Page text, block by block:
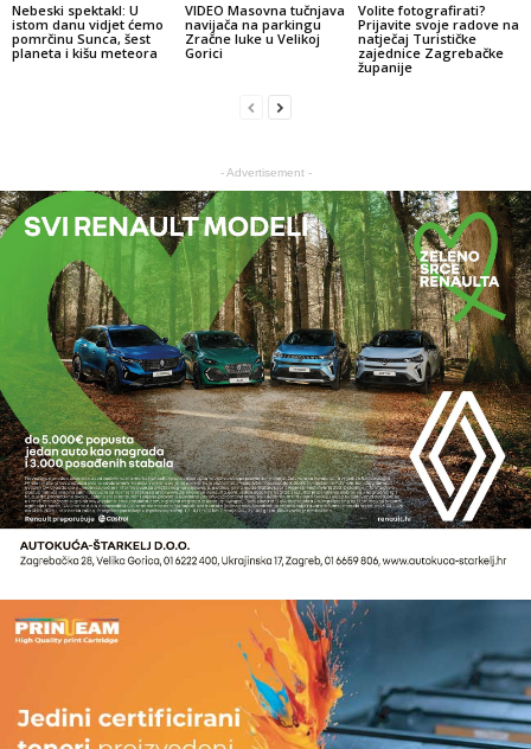
Nebeski spektakl: U
istom danu vidjet ćemo
pomrčinu Sunca, šest
planeta i kišu meteora
VIDEO Masovna tučnjava
navijača na parkingu
Zračne luke u Velikoj
Gorici
Volite fotografirati?
Prijavite svoje radove na
natječaj Turističke
zajednice Zagrebačke
županije
- Advertisement -